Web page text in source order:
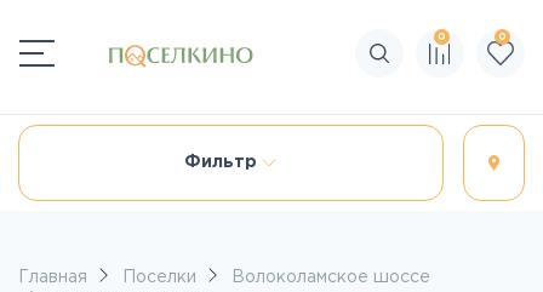
Поиск по сайту
0 0
Фильтр
Главная Поселки
Волоколамское шоссе